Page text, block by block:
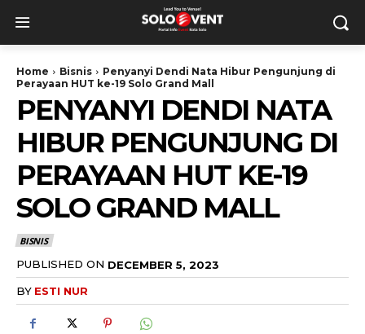
Home Bisnis
Penyanyi Dendi Nata Hibur Pengunjung di
Perayaan HUT ke-19 Solo Grand Mall
PENYANYI DENDI NATA
HIBUR PENGUNJUNG DI
PERAYAAN HUT KE-19
SOLO GRAND MALL
BISNIS
PUBLISHED ON DECEMBER 5, 2023
BY ESTI NUR